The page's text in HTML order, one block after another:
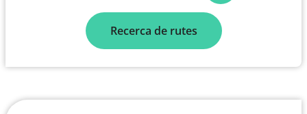
Recerca de rutes